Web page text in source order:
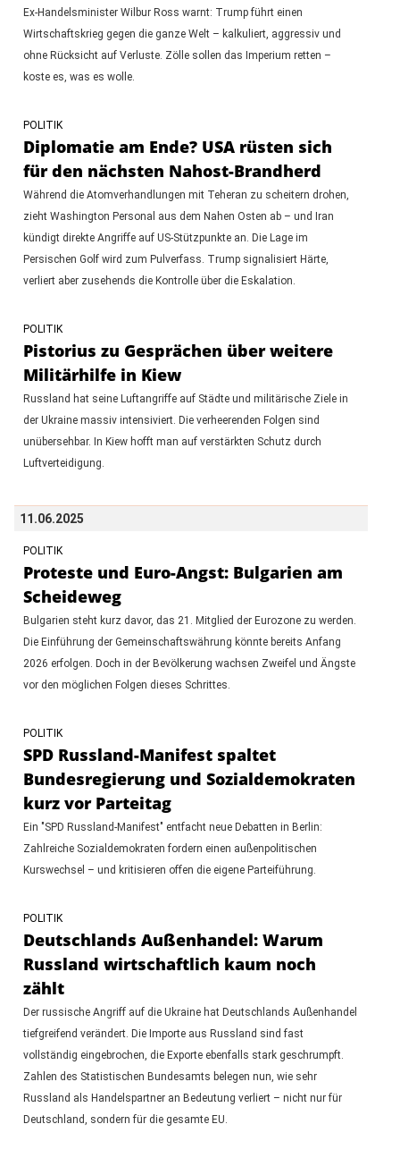
Ex-Handelsminister Wilbur Ross warnt: Trump führt einen
Wirtschaftskrieg gegen die ganze Welt – kalkuliert, aggressiv und
ohne Rücksicht auf Verluste. Zölle sollen das Imperium retten –
koste es, was es wolle.
POLITIK
Diplomatie am Ende? USA rüsten sich
für den nächsten Nahost-Brandherd
Während die Atomverhandlungen mit Teheran zu scheitern drohen,
zieht Washington Personal aus dem Nahen Osten ab – und Iran
kündigt direkte Angriffe auf US-Stützpunkte an. Die Lage im
Persischen Golf wird zum Pulverfass. Trump signalisiert Härte,
verliert aber zusehends die Kontrolle über die Eskalation.
POLITIK
Pistorius zu Gesprächen über weitere
Militärhilfe in Kiew
Russland hat seine Luftangriffe auf Städte und militärische Ziele in
der Ukraine massiv intensiviert. Die verheerenden Folgen sind
unübersehbar. In Kiew hofft man auf verstärkten Schutz durch
Luftverteidigung.
11.06.2025
POLITIK
Proteste und Euro-Angst: Bulgarien am
Scheideweg
Bulgarien steht kurz davor, das 21. Mitglied der Eurozone zu werden.
Die Einführung der Gemeinschaftswährung könnte bereits Anfang
2026 erfolgen. Doch in der Bevölkerung wachsen Zweifel und Ängste
vor den möglichen Folgen dieses Schrittes.
POLITIK
SPD Russland-Manifest spaltet
Bundesregierung und Sozialdemokraten
kurz vor Parteitag
Ein "SPD Russland-Manifest" entfacht neue Debatten in Berlin:
Zahlreiche Sozialdemokraten fordern einen außenpolitischen
Kurswechsel – und kritisieren offen die eigene Parteiführung.
POLITIK
Deutschlands Außenhandel: Warum
Russland wirtschaftlich kaum noch
zählt
Der russische Angriff auf die Ukraine hat Deutschlands Außenhandel
tiefgreifend verändert. Die Importe aus Russland sind fast
vollständig eingebrochen, die Exporte ebenfalls stark geschrumpft.
Zahlen des Statistischen Bundesamts belegen nun, wie sehr
Russland als Handelspartner an Bedeutung verliert – nicht nur für
Deutschland, sondern für die gesamte EU.